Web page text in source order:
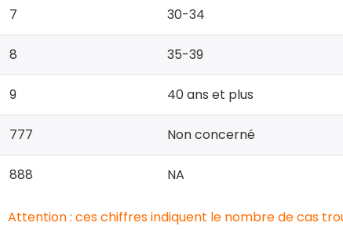
7 30-34
8 35-39
9 40 ans et plus
777 Non concerné
888 NA
Attention : ces chiffres indiquent le nombre de cas